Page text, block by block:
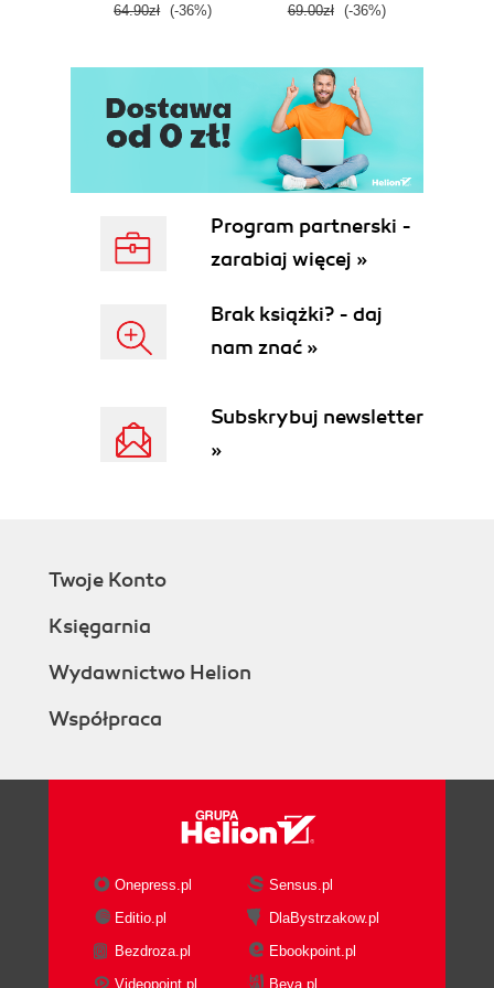
7. Strategia kuszenia 167
64.90zł (-36%) 69.00zł (-36%)
Program partnerski -
zarabiaj więcej »
Brak książki? - daj
nam znać »
Subskrybuj newsletter
»
Twoje Konto
Księgarnia
Wydawnictwo Helion
Współpraca
Onepress.pl
Sensus.pl
Editio.pl
DlaBystrzakow.pl
Bezdroza.pl
Ebookpoint.pl
Videopoint.pl
Beya.pl